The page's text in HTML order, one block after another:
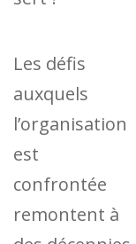
Les défis
auxquels
l’organisation
est
confrontée
remontent à